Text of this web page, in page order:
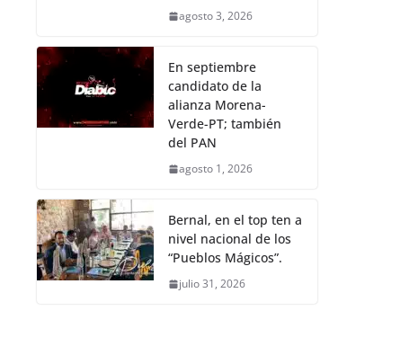
agosto 3, 2026
En septiembre
candidato de la
alianza Morena-
Verde-PT; también
del PAN
agosto 1, 2026
Bernal, en el top ten a
nivel nacional de los
“Pueblos Mágicos”.
julio 31, 2026